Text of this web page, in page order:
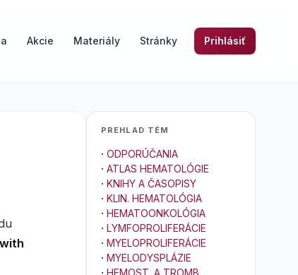
Akcie Materiály Stránky Prihlásiť
PREHLAD TÉM
· ODPORÚČANIA
· ATLAS HEMATOLÓGIE
· KNIHY A ČASOPISY
· KLIN. HEMATOLÓGIA
· HEMATOONKOLÓGIA
· LYMFOPROLIFERÁCIE
· MYELOPROLIFERÁCIE
· MYELODYSPLÁZIE
· HEMOST. A TROMB.